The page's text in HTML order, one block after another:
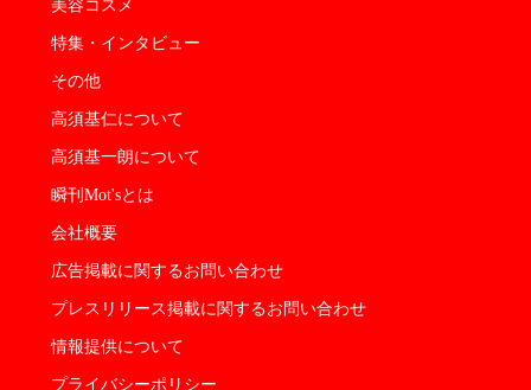
美容コスメ
特集・インタビュー
その他
高須基仁について
高須基一朗について
瞬刊Mot'sとは
会社概要
広告掲載に関するお問い合わせ
プレスリリース掲載に関するお問い合わせ
情報提供について
プライバシーポリシー